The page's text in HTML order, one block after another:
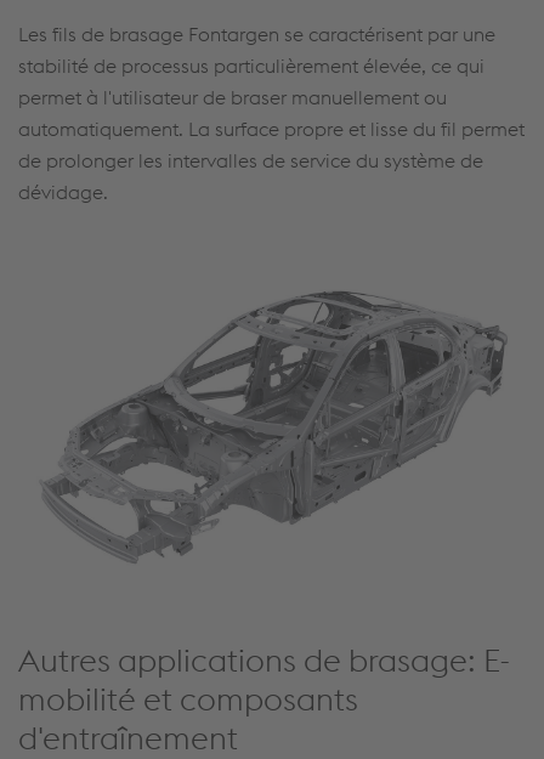
Les fils de brasage Fontargen se caractérisent par une
stabilité de processus particulièrement élevée, ce qui
permet à l'utilisateur de braser manuellement ou
automatiquement. La surface propre et lisse du fil permet
de prolonger les intervalles de service du système de
dévidage.
Autres applications de brasage: E-
mobilité et composants
d'entraînement